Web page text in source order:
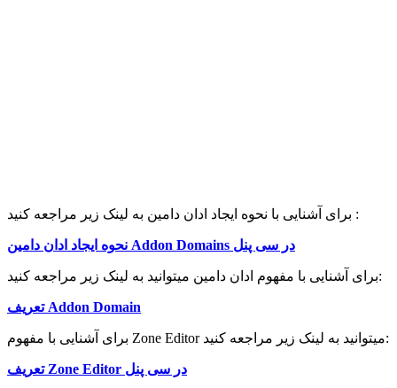
برای آشنایی با نحوه ایجاد ادان دامین به لینک زیر مراجعه کنید :
نحوه ایجاد ادان دامین Addon Domains در سی پنل
برای آشنایی با مفهوم ادان دامین میتوانید به لینک زیر مراجعه کنید:
تعریف Addon Domain
برای آشنایی با مفهوم Zone Editor میتوانید به لینک زیر مراجعه کنید:
تعریف Zone Editor در سی پنل